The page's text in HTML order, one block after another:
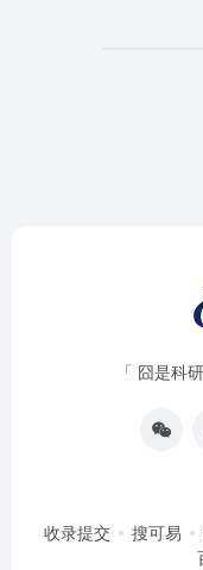
「 囧是科
收录提交 搜可易